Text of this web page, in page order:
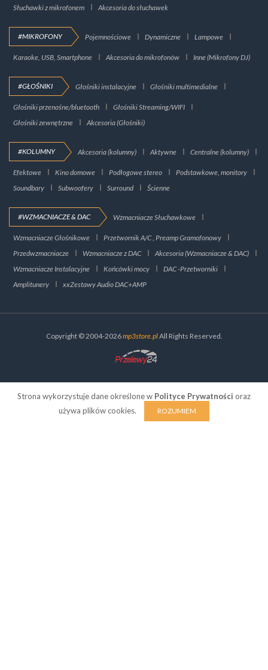
Słuchawki z mikrofonem
Akcesoria do słuchawek
#MIKROFONY Pojemnościowe Dynamiczne Lampowe
Karaoke, USB, Smartphone Akcesoria do mikrofonów Inne (Mikrofony DJ)
#GŁOŚNIKI Głośniki instalacyjne Głośniki multimedialne
Głośniki przenośne/bluetooth
Głośniki Streaming/WIFI
Głośniki zewnętrzne
Akcesoria (Głośniki)
#KOLUMNY Akcesoria (kolumny) Aktywne Centralne (kolumny)
Efektowe Kino domowe Podłogowe stereo
Podstawkowe, monitory
Soundbary
Subwoofery Surround Ścienne
#WZMACNIACZE & DAC Wzmacniacze Słuchawkowe
Wzmacniacze Głośnikowe
Przetwornik A/C , Preamp Gramofonowy
Przedwzmacniacze
Wzmacniacze z DAC
Akcesoria (Wzmacniacze & DAC)
Wzmacniacze Instalacyjne
Końcówki mocy
DAC -Przetworniki
Amplitunery
xxZestawy Audio DAC+AMP
Copyright © 2004-2026mp3store.plAll Rights Reserved.
Strona wykorzystuje dane określone w Polityce Prywatności oraz
używa plików cookies.
ROZUMIEM